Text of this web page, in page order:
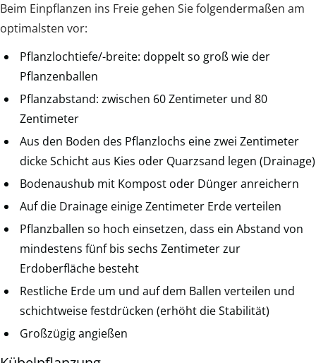
Beim Einpflanzen ins Freie gehen Sie folgendermaßen am
optimalsten vor:
Pflanzlochtiefe/-breite: doppelt so groß wie der
Pflanzenballen
Pflanzabstand: zwischen 60 Zentimeter und 80
Zentimeter
Aus den Boden des Pflanzlochs eine zwei Zentimeter
dicke Schicht aus Kies oder Quarzsand legen (Drainage)
Bodenaushub mit Kompost oder Dünger anreichern
Auf die Drainage einige Zentimeter Erde verteilen
Pflanzballen so hoch einsetzen, dass ein Abstand von
mindestens fünf bis sechs Zentimeter zur
Erdoberfläche besteht
Restliche Erde um und auf dem Ballen verteilen und
schichtweise festdrücken (erhöht die Stabilität)
Großzügig angießen